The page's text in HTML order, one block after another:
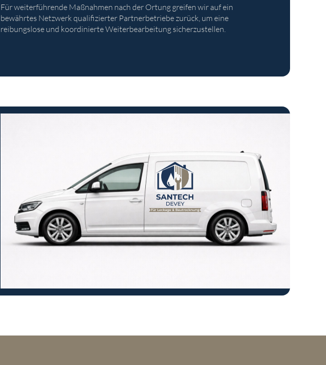
Für weiterführende Maßnahmen nach der Ortung greifen wir auf ein
bewährtes Netzwerk qualifizierter Partnerbetriebe zurück, um eine
reibungslose und koordinierte Weiterbearbeitung sicherzustellen.